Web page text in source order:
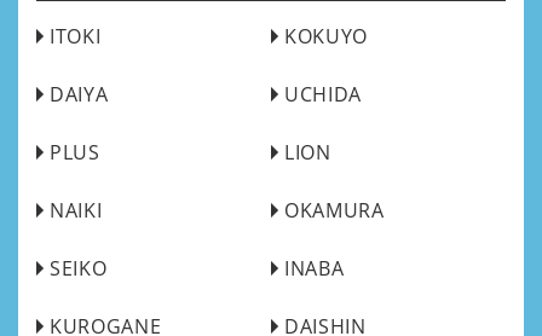
ITOKI KOKUYO
DAIYA UCHIDA
PLUS LION
NAIKI OKAMURA
SEIKO INABA
KUROGANE DAISHIN